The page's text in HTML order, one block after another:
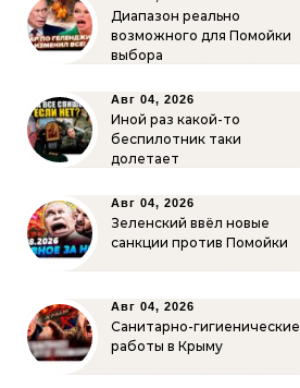
Диапазон реально
возможного для Помойки
выбора
Авг 04, 2026
Иной раз какой-то
беспилотник таки
долетает
Авг 04, 2026
Зеленский ввёл новые
санкции против Помойки
Авг 04, 2026
Санитарно-гигиенические
работы в Крыму